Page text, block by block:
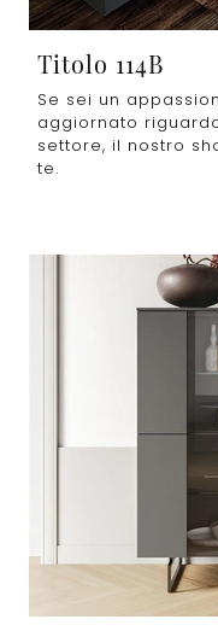
Titolo 114B
Se sei un
aggiornato
settore, il nostro
te.